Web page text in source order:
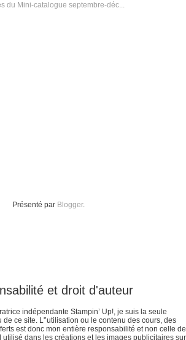
du Mini-catalogue septembre-déc...
Présenté par Blogger.
et droit d'auteur
indépendante Stampin’ Up!, je suis la seule
ce site. L'’utilisation ou le contenu des cours, des
est donc mon entière responsabilité et non celle de
utilisé dans les créations et les images publicitaires sur